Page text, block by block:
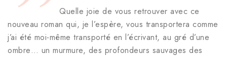
Quelle joie de vous retrouver avec ce
nouveau roman qui, je l’espère, vous transportera comme
j’ai été moi-même transporté en l’écrivant, au gré d’une
ombre… un murmure, des profondeurs sauvages des